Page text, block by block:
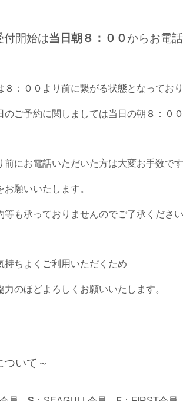
付開始は当日朝８：００からお電
８：００より前に繋がる状態となっており
のご予約に関しましては当日の朝８：０
前にお電話いただいた方は大変お手数で
お願いいたします。
等も承っておりませんのでご了承ください
持ちよくご利用いただくため
力のほどよろしくお願いいたします。
ついて～